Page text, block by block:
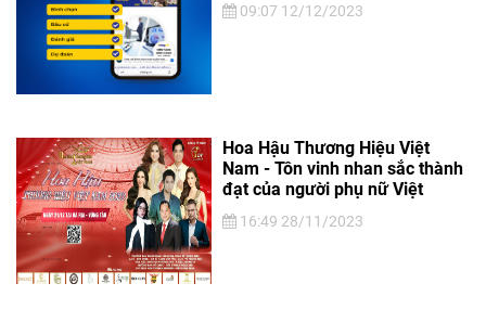
09:07 12/12/2023
Hoa Hậu Thương Hiệu Việt
Nam - Tôn vinh nhan sắc thành
đạt của người phụ nữ Việt
16:49 28/11/2023